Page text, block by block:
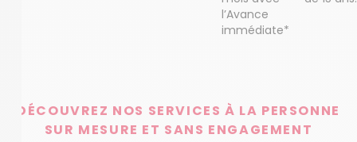
l’Avance
immédiate*
DÉCOUVREZ NOS SERVICES À LA PERSONNE
SUR MESURE ET SANS ENGAGEMENT